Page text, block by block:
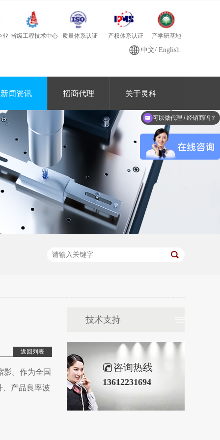
业 省级工程技术中心 质量体系认证 产权体系认证 产学研基地
中文/English
新闻资讯 招商代理 关于灵科
返回列表
。作为全国
、产品良率波
技术支持
咨询热线
13612231694
可以做代理 / 经销商吗？